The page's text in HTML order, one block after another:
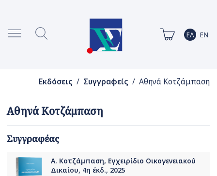
Εκδόσεις / Συγγραφείς / Αθηνά Κοτζάμπαση
Αθηνά Κοτζάμπαση
Συγγραφέας
Α. Κοτζάμπαση, Εγχειρίδιο Οικογενειακού
Δικαίου, 4η έκδ., 2025